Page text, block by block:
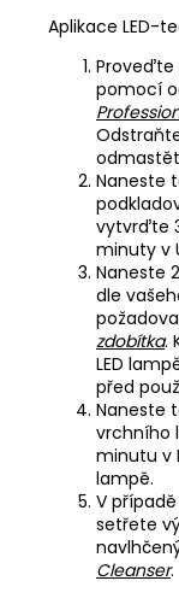
Aplikace LED-
Proveďte
pomocí
Naneste
vytvrďte
minuty v
Naneste
dle
zdobítka.
LED
před
Naneste
vrchního
minutu v
lampě.
V
setřete
Cleanser.